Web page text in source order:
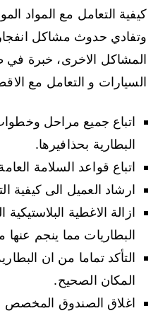
كيفية التعامل مع المواد
وتفادي حدوث مشاكل
المشاكل الاخرى، خبرة في
السيارات و التعامل مع
اتباع جميع مراحل
البطارية بحذافيرها.
اتباع قواعد السلامة
ارشاد العميل الى كيفية
ازالة الاغطية
البطاريات مما ينجم عنها
التأكد تماما من ان
المكان الصحيح.
اغلاق الصندوق المخصص